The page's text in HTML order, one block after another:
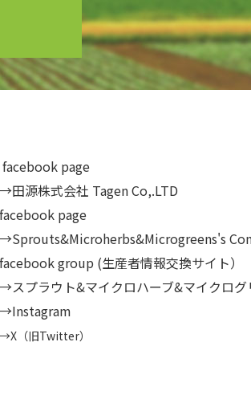
facebook page
→田源株式会社 Tagen Co,.LTD
facebook page
→Sprouts&Microherbs&Microgreens's
facebook group (生産者情報交換サイト）
→スプラウト&マイクロハーブ&マイクログ
→Instagram
→X（旧Twitter）